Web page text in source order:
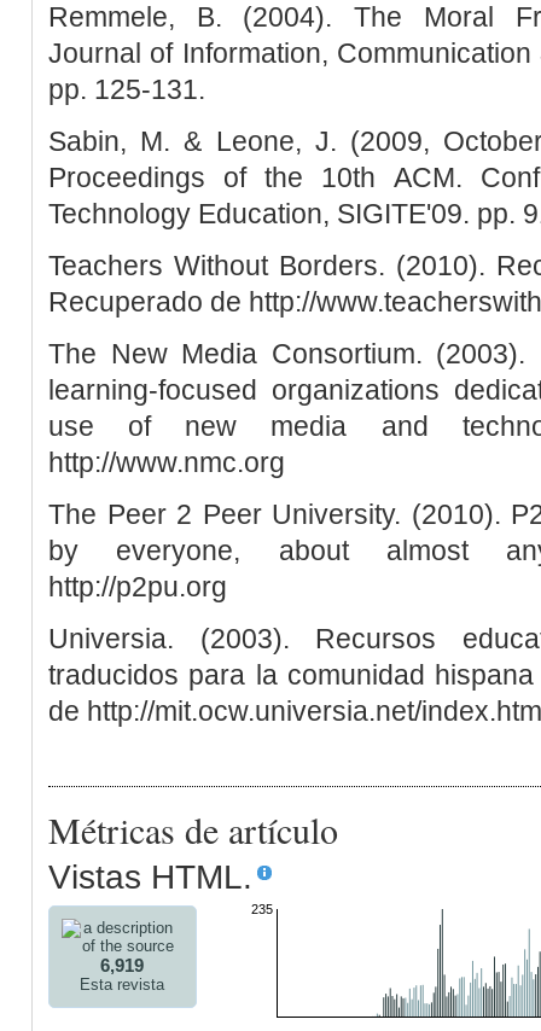
Remmele, B. (2004). The Moral
Journal of Information,
pp. 125-131.
Sabin, M. & Leone, J. (2009,
Proceedings of the 10th ACM.
Technology Education, SIGITE'09. pp.
Teachers Without Borders. (2010).
Recuperado de http://
The New Media Consortium. (2003).
learning-focused organizations
use of new media and
http://www.nmc.org
The Peer 2 Peer University. (2010).
by everyone, about almost
http://p2pu.org
Universia. (2003). Recursos
traducidos para la comunidad
de http://mit.ocw.universia.net/index.htm
Métricas de artículo
Vistas HTML.
6,919
Esta revista
235